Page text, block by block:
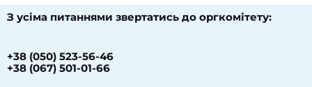
З усіма питаннями звертатись до оргкомітету:​
+38 (050) 523-56-46
+38 (067) 501-01-66